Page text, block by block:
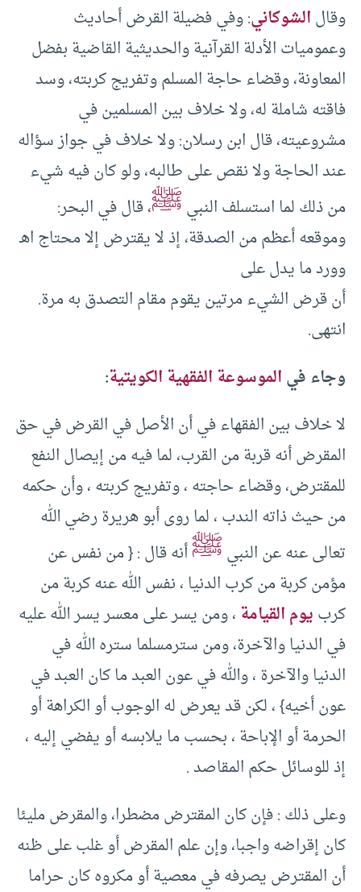
وقالالشوكاني: وفي فضيلة القرض أحاديث
وعموميات الأدلة القرآنية والحديثية القاضية بفضل
المعاونة، وقضاء حاجة المسلم وتفريج كربته، وسد
فاقته شاملة له، ولا خلاف بين المسلمين في
مشروعيته، قال ابن رسلان: ولا خلاف في جواز سؤاله
عند الحاجة ولا نقص على طالبه، ولو كان فيه شيء
من ذلك لما استسلف النبيﷺ، قال في البحر:
وموقعه أعظم من الصدقة، إذ لا يقترض إلا محتاج اهـ
وورد ما يدل على
أن قرض الشيء مرتين يقوم مقام التصدق به مرة.
انتهى.
وجاء فيالموسوعة الفقهية الكويتية:
لا خلاف بين الفقهاء في أن الأصل في القرض في حق
المقرض أنه قربة من القرب، لما فيه من إيصال النفع
للمقترض، وقضاء حاجته ، وتفريج كربته ، وأن حكمه
من حيث ذاته الندب ، لما روى أبو هريرة رضي الله
تعالى عنه عن النبيﷺأنه قال : { من نفس عن
مؤمن كربة من كرب الدنيا ، نفس الله عنه كربة من
كربيوم القيامة، ومن يسر على معسر يسر الله عليه
في الدنيا والآخرة، ومن سترمسلما ستره الله في
الدنيا والآخرة ، والله في عون العبد ما كان العبد في
عون أخيه} ، لكن قد يعرض له الوجوب أو الكراهة أو
الحرمة أو الإباحة ، بحسب ما يلابسه أو يفضي إليه ،
إذ للوسائل حكم المقاصد .
وعلى ذلك : فإن كان المقترض مضطرا، والمقرض مليئا
كان إقراضه واجبا، وإن علم المقرض أو غلب على ظنه
أن المقترض يصرفه في معصية أو مكروه كان حراما